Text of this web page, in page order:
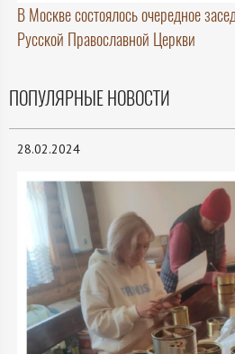
В Москве состоялось очередное
Русской Православной Церкви
ПОПУЛЯРНЫЕ НОВОСТИ
28.02.2024